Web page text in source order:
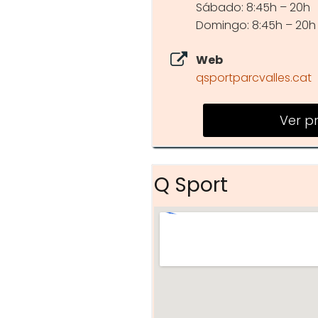
Sábado: 8:45h – 20h
Domingo: 8:45h – 20h
Web
qsportparcvalles.cat
Ver
Q Sport